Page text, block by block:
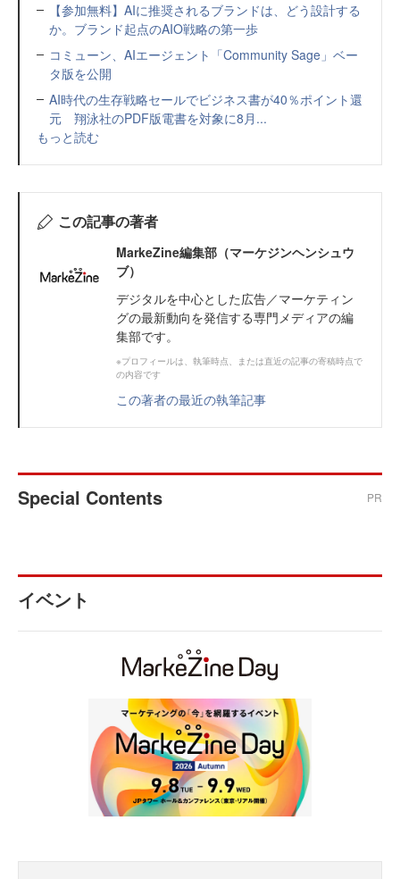
【参加無料】AIに推奨されるブランドは、どう設計する
か。ブランド起点のAIO戦略の第一歩
コミューン、AIエージェント「Community Sage」ベー
タ版を公開
AI時代の生存戦略セールでビジネス書が40％ポイント還
元 翔泳社のPDF版電書を対象に8月...
もっと読む
この記事の著者
MarkeZine編集部（マーケジンヘンシュウ
ブ）
デジタルを中心とした広告／マーケティン
グの最新動向を発信する専門メディアの編
集部です。
※プロフィールは、執筆時点、または直近の記事の寄稿時点で
の内容です
この著者の最近の執筆記事
Special Contents PR
イベント